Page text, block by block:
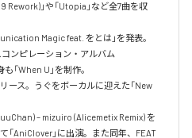
Rework)」や「Utopia」など全7曲を収
Magic feat. をとは」を発表。
ンピレーション・アルバム
「When U」を制作。
ース。うぐをボーカルに迎えた「New
– mizuiro (Alicemetix Remix) を
「AniClover」に出演。また同年、FEAT